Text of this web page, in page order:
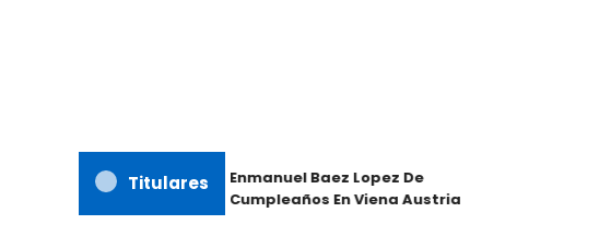
TitularesEnmanuel Baez Lopez De
Cumpleaños En Viena Austria